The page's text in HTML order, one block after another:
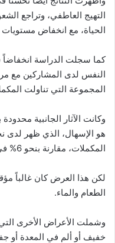
التهيج العاطفي، وتراجع
الحياة، مع انخفاض مستويات
كما سجلت الدراسة انخفاضاً
النفس لدى المشاركين مع
المجموعة التي تناولت
وكانت الآثار الجانبية
المكملات، مقارنة بنحو 6% في المجموعة الأخرى.
لكن هذا العرض كان غالباً
الطعام والماء.
وشملت الأعراض الأخرى
خفيف أو ألم في المعدة أو